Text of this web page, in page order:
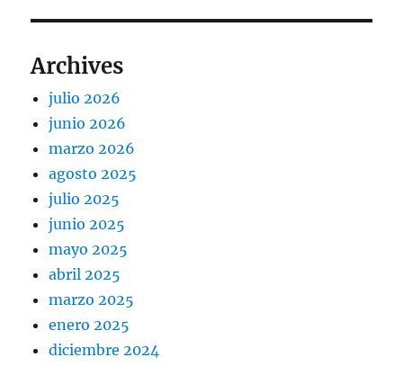
Archives
julio 2026
junio 2026
marzo 2026
agosto 2025
julio 2025
junio 2025
mayo 2025
abril 2025
marzo 2025
enero 2025
diciembre 2024